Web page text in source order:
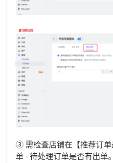
③ 需检查店铺在【推荐订
单 - 待处理订单是否有出单。